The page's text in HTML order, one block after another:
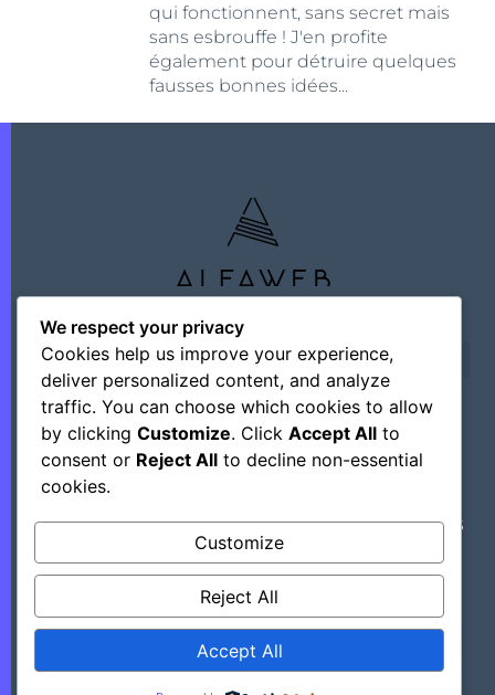
qui fonctionnent, sans secret mais
sans esbrouffe ! J'en profite
également pour détruire quelques
fausses bonnes idées...
©+2026 Outsourcing Network Intelligence
Découvrez Des Astuces, Des Hacks Et Des
Outils Régulièrement En Mettant Ce Site
Dans Vos Favoris.
>> Tous Les Hacks Sont Ici
We respect your privacy
Cookies help us improve your experience,
deliver personalized content, and analyze
traffic. You can choose which cookies to allow
by clicking Customize. Click Accept All to
consent or Reject All to decline non-essential
cookies.
Customize
Reject All
Accept All